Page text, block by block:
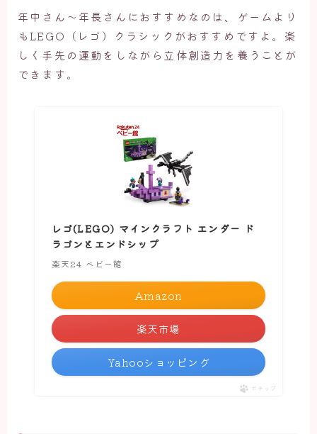
年中さん～年長さんにおすすめなのは、ゲームより
もLEGO（レゴ）クラシックがおすすめですよ。楽
しく手先の運動をしながら立体創造力を養うことが
できます。
レゴ(LEGO) マインクラフト エンダー ド
ラゴンとエンドシップ
楽天24 ベビー館
Amazon
楽天市場
Yahooショッピング
ポチップ